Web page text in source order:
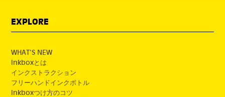
EXPLORE
WHAT'S NEW
Inkboxとは
インクストラクション
フリーハンドインクボトル
Inkboxつけ方のコツ